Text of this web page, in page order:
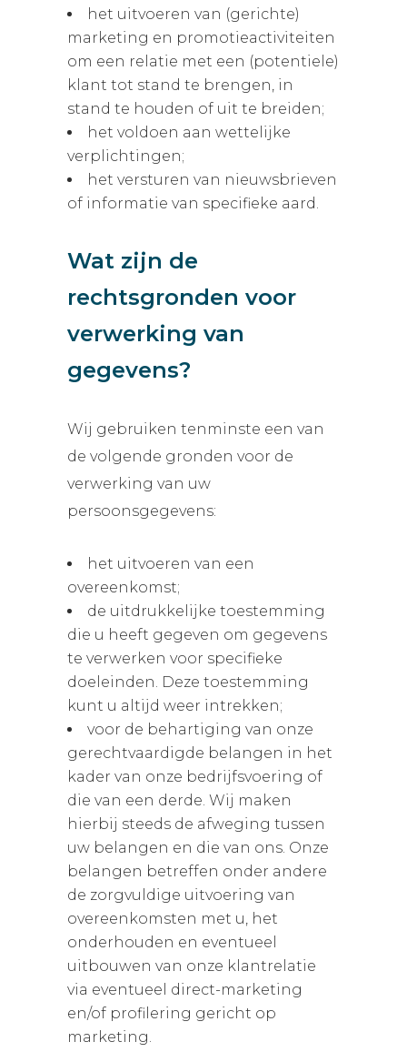
het uitvoeren van (gerichte)
marketing­ en promotieactiviteiten
om een relatie met een (potentiele)
klant tot stand te brengen, in
stand te houden of uit te breiden;
het voldoen aan wettelijke
verplichtingen;
het versturen van nieuwsbrieven
of informatie van specifieke aard.
Wat zijn de
rechtsgronden voor
verwerking van
gegevens?
Wij gebruiken tenminste een van
de volgende gronden voor de
verwerking van uw
persoonsgegevens:
het uitvoeren van een
overeenkomst;
de uitdrukkelijke toestemming
die u heeft gegeven om gegevens
te verwerken voor specifieke
doeleinden. Deze toestemming
kunt u altijd weer intrekken;
voor de behartiging van onze
gerechtvaardigde belangen in het
kader van onze bedrijfsvoering of
die van een derde. Wij maken
hierbij steeds de afweging tussen
uw belangen en die van ons. Onze
belangen betreffen onder andere
de zorgvuldige uitvoering van
overeenkomsten met u, het
onderhouden en eventueel
uitbouwen van onze klantrelatie
via eventueel direct-marketing
en/of profilering gericht op
marketing.